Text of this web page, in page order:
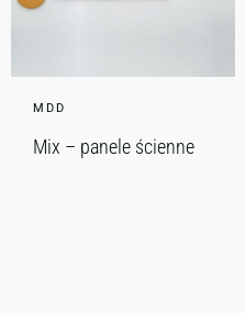
MDD
Mix – panele ścienne